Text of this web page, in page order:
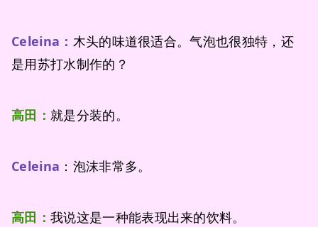
Celeina： 木头的味道很适合。气泡也很独特，还
是用苏打水制作的？
高田： 就是分装的。
Celeina ：泡沫非常多。
高田： 我说这是一种能表现出来的饮料。